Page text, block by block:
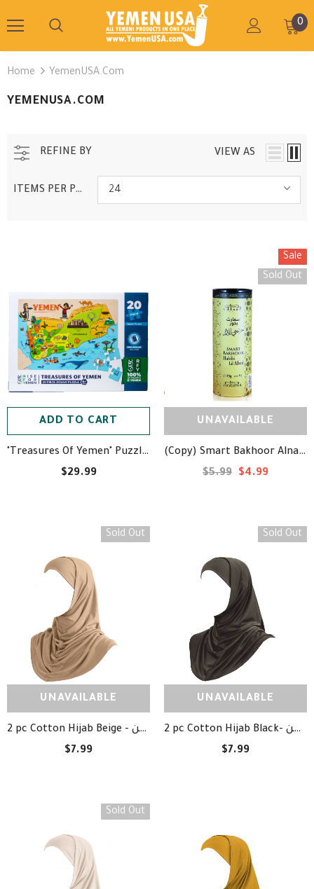
0
Home YemenUSA.com
YEMENUSA.COM
REFINE BY VIEW AS
ITEMS PER PAGE 24
ADD TO CART
"Treasures Of Yemen" Puzzle - أحجية اليمن
$29.99
Sale
Sold Out
UNAVAILABLE
(Copy) Smart Bakhoor Alnabeel 35g - سمارت بخور النبيل
$5.99 $4.99
Sold Out
UNAVAILABLE
2 pc Cotton Hijab Beige - حجاب قطعتين بيج قطن
$7.99
Sold Out
UNAVAILABLE
2 pc Cotton Hijab Black- حجاب قطعتين أسود قطن
$7.99
Sold Out